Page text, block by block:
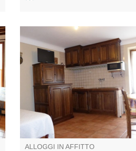
Il nostro gîte si trova in una
casa di paese nel centro di La
Palud-sur-Verdon, nel cuore
delle Gole del Verdon.
ALLOGGI IN AFFITTO